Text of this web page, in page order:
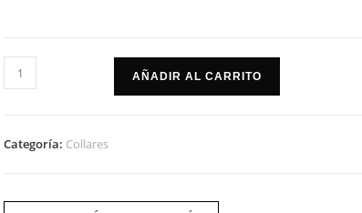
Collar
perla
cantidad
AÑADIR AL CARRITO
Categoría: Collares